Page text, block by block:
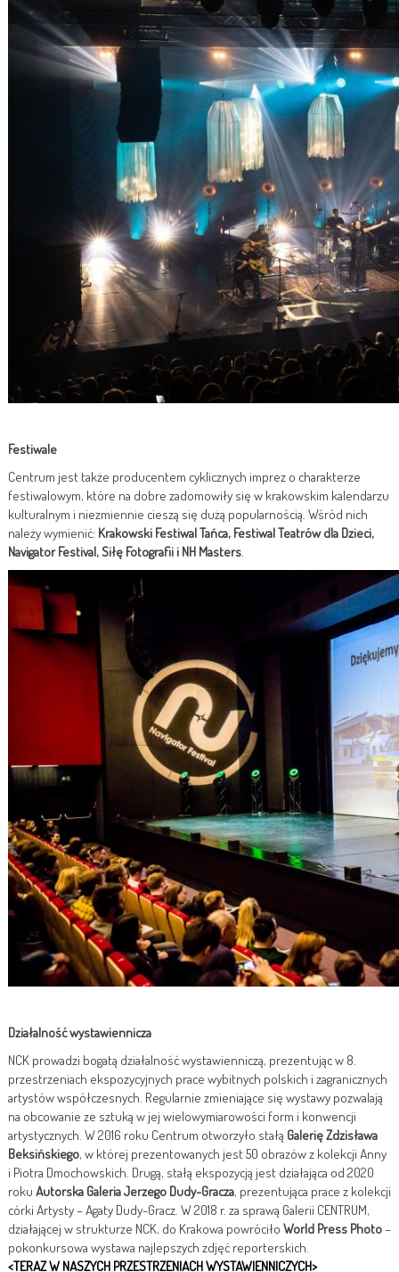
Festiwale
Centrum jest także producentem cyklicznych imprez o charakterze
festiwalowym, które na dobre zadomowiły się w krakowskim kalendarzu
kulturalnym i niezmiennie cieszą się dużą popularnością. Wśród nich
należy wymienić: Krakowski Festiwal Tańca, Festiwal Teatrów dla Dzieci,
Navigator Festival, Siłę Fotografii i NH Masters
Działalność wystawiennicza
NCK prowadzi bogatą działalność wystawienniczą, prezentując w 8.
przestrzeniach ekspozycyjnych prace wybitnych polskich i zagranicznych
artystów współczesnych. Regularnie zmieniające się wystawy pozwalają
na obcowanie ze sztuką w jej wielowymiarowości form i konwencji
artystycznych. W 2016 roku Centrum otworzyło stałą Galerię Zdzisława
Beksińskiego, w której prezentowanych jest 50 obrazów z kolekcji Anny
i Piotra Dmochowskich. Drugą, stałą ekspozycją jest działająca od 2020
roku Autorska Galeria Jerzego Dudy-Gracza, prezentująca prace z kolekcji
córki Artysty – Agaty Dudy-Gracz. W 2018 r. za sprawą Galerii CENTRUM,
działającej w strukturze NCK, do Krakowa powróciło World Press Photo –
pokonkursowa wystawa najlepszych zdjęć reporterskich.
<TERAZ W NASZYCH PRZESTRZENIACH WYSTAWIENNICZYCH>